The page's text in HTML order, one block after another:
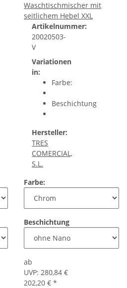
Waschtischmischer mit
seitlichem Hebel XXL
Artikelnummer:
20020503-
V
Variationen
in:
Farbe:
Beschichtung
Hersteller:
TRES
COMERCIAL,
S.L.
Farbe:
Beschichtung
ab
UVP: 280,84 €
202,20 € *